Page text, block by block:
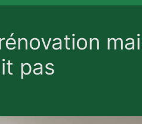
pas